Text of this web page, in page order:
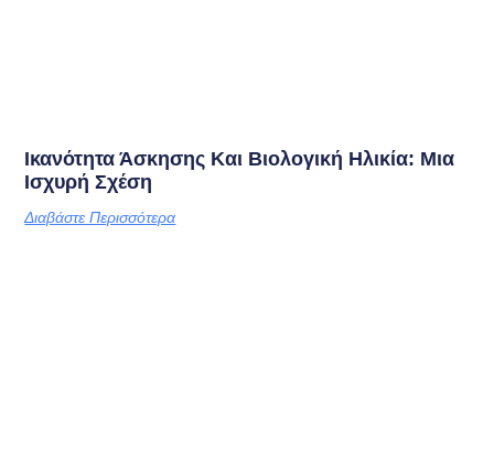
Ικανότητα Άσκησης Και Βιολογική Ηλικία: Μια
Ισχυρή Σχέση
Διαβάστε Περισσότερα